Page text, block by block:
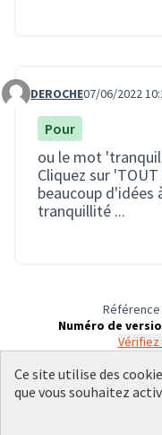
Commentaire 1251
DEROCHE07/06/2022
Pour
ou le mot
Cliquez sur
beaucoup d'idées
tranquillité ...
Référence
Numéro de
Ce site utilise des
que vous souhaitez